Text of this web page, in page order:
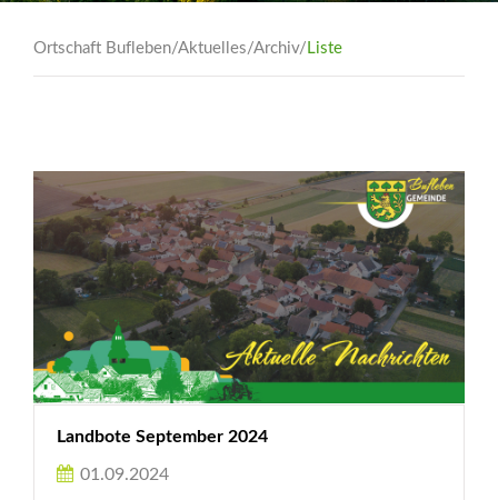
Ortschaft Bufleben/Aktuelles/Archiv/Liste
Landbote September 2024
01.09.2024